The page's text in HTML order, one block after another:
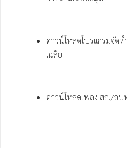
ดาวน์โหลดโปรแกรมจัดท
เฉลี่ย
ดาวน์โหลดเพลง สถ./อป